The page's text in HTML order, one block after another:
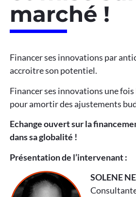
marché !
Financer ses innovations par
accroitre son potentiel.
Financer ses innovations une
pour amortir des ajustements
Echange ouvert sur la
dans sa globalité !
Présentation de l’intervenant :
SOLENE